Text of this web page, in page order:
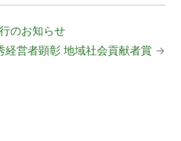
のお知らせ
経営者顕彰 地域社会貢献者賞 →